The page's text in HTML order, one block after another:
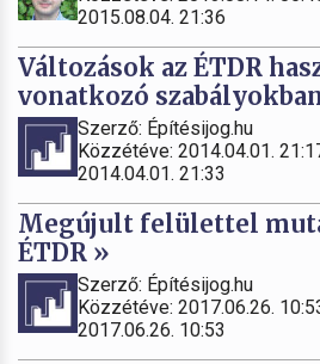
2015.08.04. 21:36
Változások az ÉTDR
vonatkozó
Szerző: Építésijog.hu
Közzétéve: 2014.04.01.
2014.04.01. 21:33
Megújult felülettel
ÉTDR »
Szerző: Építésijog.hu
Közzétéve: 2017.06.26.
2017.06.26. 10:53